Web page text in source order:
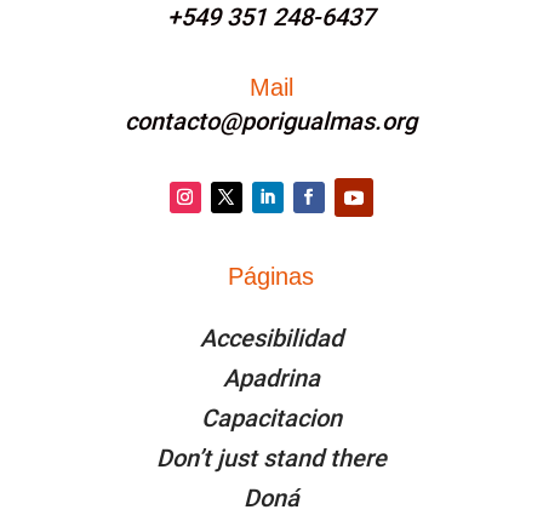
+549 351 248-6437
Mail
contacto@porigualmas.org
Facebook
Páginas
Accesibilidad
Apadrina
Capacitacion
Don’t just stand there
Doná